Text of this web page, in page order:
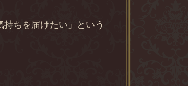
ちを届けたい」という